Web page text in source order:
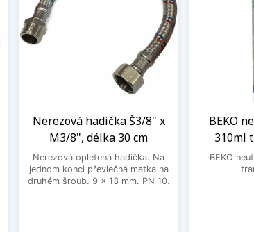
Nerezová hadička Š3/8" x
M3/8", délka 30 cm
Nerezová opletená hadička. Na
jednom konci převlečná matka na
druhém šroub. 9 x 13 mm. PN 10.
BEKO
310ml
BEKO